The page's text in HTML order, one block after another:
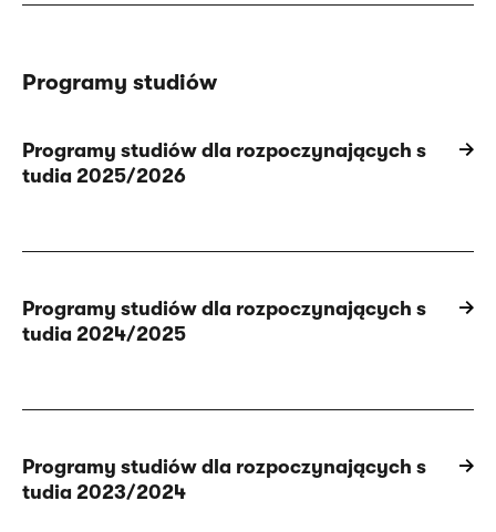
Programy studiów
Programy studiów dla rozpoczynających s
tudia 2025/2026
Programy studiów dla rozpoczynających s
tudia 2024/2025
Programy studiów dla rozpoczynających s
tudia 2023/2024